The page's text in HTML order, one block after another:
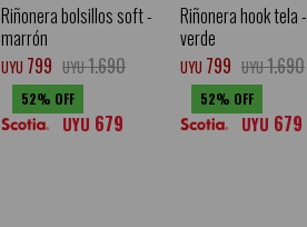
Riñonera bolsillos soft -
marrón
UYU 799 UYU1.690
52
UYU 679
Riñonera hook tela -
verde
UYU 799 UYU1.690
52
UYU 679